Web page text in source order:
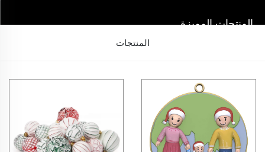
المنتجات المميزة
المنتجات